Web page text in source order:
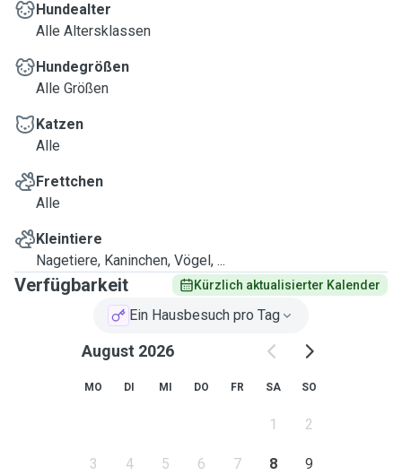
Hundealter
Alle Altersklassen
Hundegrößen
Alle Größen
Katzen
Alle
Frettchen
Alle
Kleintiere
Nagetiere, Kaninchen, Vögel, ...
Verfügbarkeit Kürzlich aktualisierter Kalender
Ein Hausbesuch pro Tag
August 2026
MO DI MI DO FR SA SO
1 2
3 4 5 6 7 8 9